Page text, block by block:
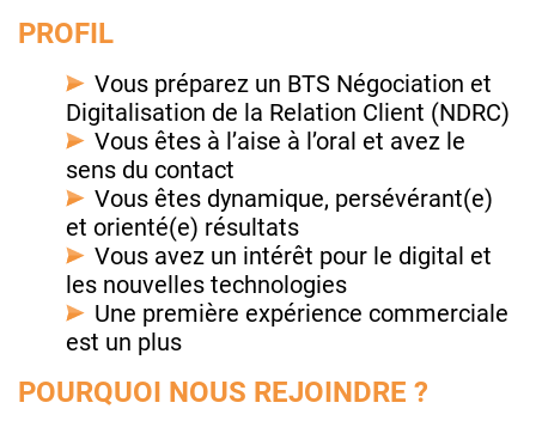
PROFIL
Vous préparez un BTS Négociation et
Digitalisation de la Relation Client (NDRC)
Vous êtes à l’aise à l’oral et avez le
sens du contact
Vous êtes dynamique, persévérant(e)
et orienté(e) résultats
Vous avez un intérêt pour le digital et
les nouvelles technologies
Une première expérience commerciale
est un plus
POURQUOI NOUS REJOINDRE ?